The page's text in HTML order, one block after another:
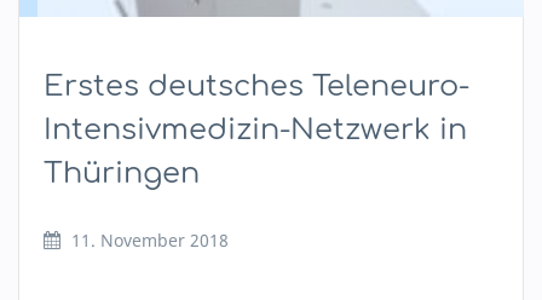
Erstes deutsches Teleneuro-
Intensivmedizin-Netzwerk in
Thüringen
11. November 2018